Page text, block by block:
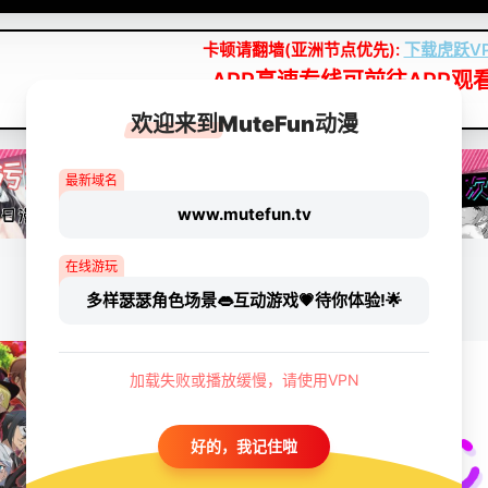
卡顿请翻墙(亚洲节点优先): 下载虎跃
APP高速专线可前往APP观
点我下载APP（仅安卓/苹果暂无）
欢迎来到MuteFun动漫
最新域名
www.mutefun.tv
在线游玩
多样瑟瑟角色场景👄互动游戏💗待你体验!🌟
加载失败或播放缓慢，请使用VPN
好的，我记住啦